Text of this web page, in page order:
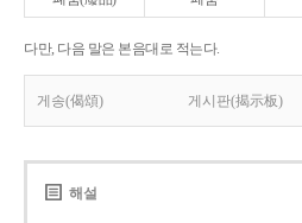
다만, 다음 말은 본음대로 적는다.
게송(偈頌) 게시판(揭示板)
해설